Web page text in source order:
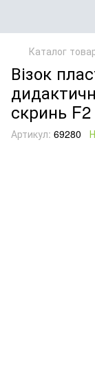
Каталог
Візок
скринь
Артикул: 69280